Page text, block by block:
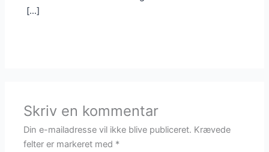
[…]
Skriv en kommentar
Din e-mailadresse vil ikke blive publiceret. Krævede
felter er markeret med *